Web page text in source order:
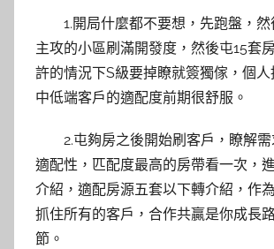
1.開局什麼都不要想，先跑盤，
主攻的小區刷滿開發度，然後屯15套
許的情況下S級要掉瞭就簽獨傢，個人
中低端客戶的適配度前期很舒服。
2.屯夠房之後開始刷客戶，瞭解
適配性，匹配度最高的房帶看一次，
介紹，適配房源五套以下轉介紹，作
抓住所有的客戶，合作共贏是你成長
節。